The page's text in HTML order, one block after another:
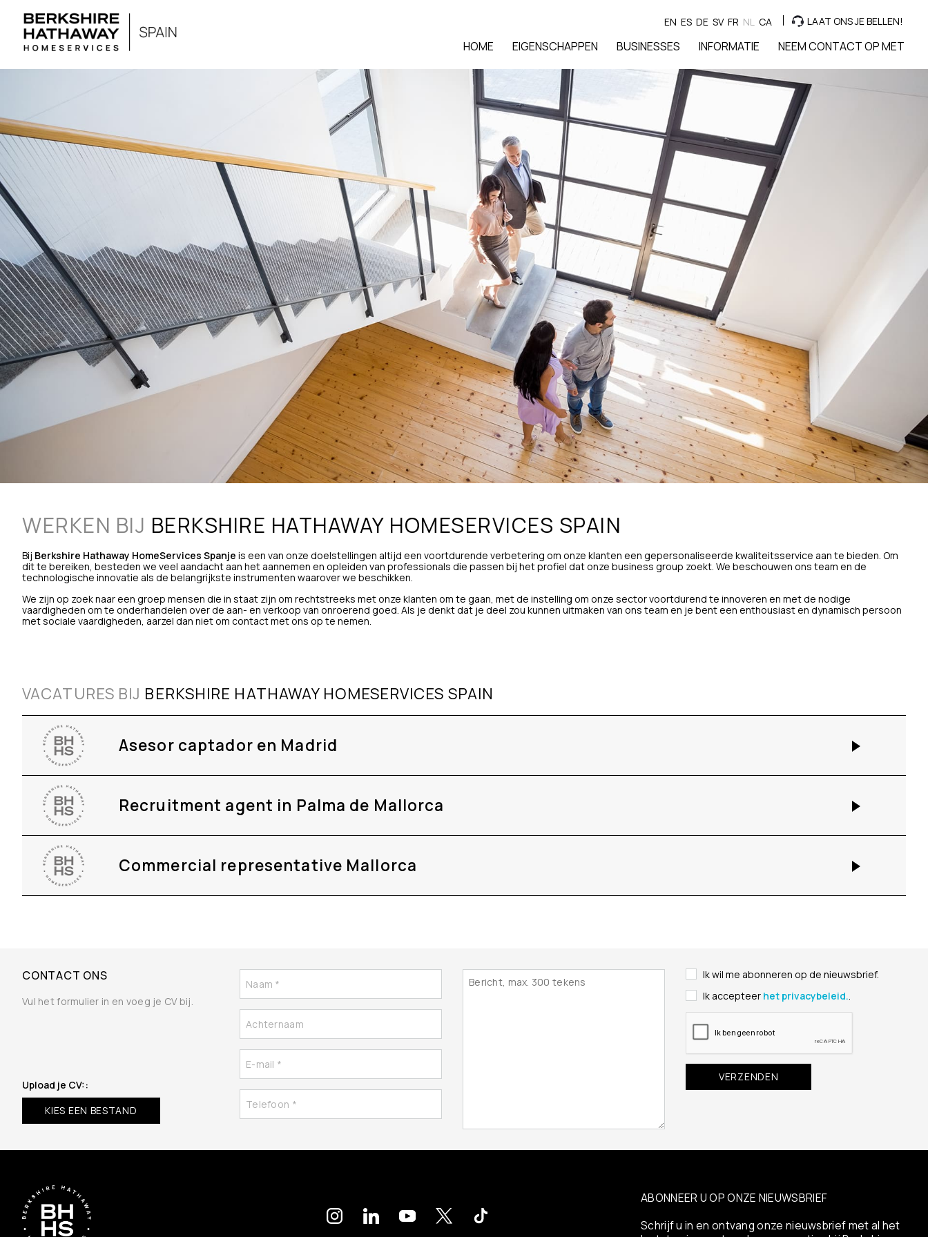
EN ES DE SV FR NL CA LAAT ONS JE BELLEN!
HOME EIGENSCHAPPEN BUSINESSES INFORMATIE NEEM CONTACT OP MET
WERKEN BIJ BERKSHIRE HATHAWAY HOMESERVICES SPAIN
Bij Berkshire Hathaway HomeServices Spanje is een van onze doelstellingen altijd een voortdurende verbetering om onze klanten een gepersonaliseerde kwaliteitsservice aan te bieden. Om
dit te bereiken, besteden we veel aandacht aan het aannemen en opleiden van professionals die passen bij het profiel dat onze business group zoekt. We beschouwen ons team en de
technologische innovatie als de belangrijkste instrumenten waarover we beschikken.
We zijn op zoek naar een groep mensen die in staat zijn om rechtstreeks met onze klanten om te gaan, met de instelling om onze sector voortdurend te innoveren en met de nodige
vaardigheden om te onderhandelen over de aan- en verkoop van onroerend goed. Als je denkt dat je deel zou kunnen uitmaken van ons team en je bent een enthousiast en dynamisch persoon
met sociale vaardigheden, aarzel dan niet om contact met ons op te nemen.
VACATURES BIJ BERKSHIRE HATHAWAY HOMESERVICES SPAIN
Asesor captador en Madrid
Recruitment agent in Palma de Mallorca
Commercial representative Mallorca
CONTACT ONS
Vul het formulier in en voeg je CV bij.
Upload je CV::
KIES EEN BESTAND
Ik wil me abonneren op de nieuwsbrief.
Ik accepteer het privacybeleid..
ABONNEER U OP ONZE NIEUWSBRIEF
Schrijf u in en ontvang onze nieuwsbrief met al het